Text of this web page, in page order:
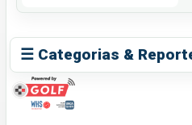
☰ Categorias &